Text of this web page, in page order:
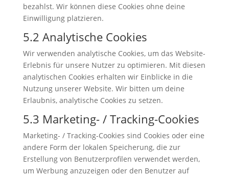
bezahlst. Wir können diese Cookies ohne deine
Einwilligung platzieren.
5.2 Analytische Cookies
Wir verwenden analytische Cookies, um das Website-
Erlebnis für unsere Nutzer zu optimieren. Mit diesen
analytischen Cookies erhalten wir Einblicke in die
Nutzung unserer Website. Wir bitten um deine
Erlaubnis, analytische Cookies zu setzen.
5.3 Marketing- / Tracking-Cookies
Marketing- / Tracking-Cookies sind Cookies oder eine
andere Form der lokalen Speicherung, die zur
Erstellung von Benutzerprofilen verwendet werden,
um Werbung anzuzeigen oder den Benutzer auf